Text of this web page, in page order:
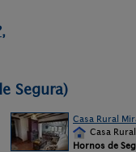
Segura)
Casa Rural
Casa
Hornos de